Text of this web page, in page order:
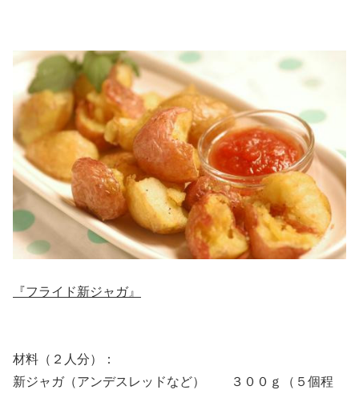
『フライド新ジャガ』
材料（２人分）：
新ジャガ（アンデスレッドなど） ３００ｇ（５個程